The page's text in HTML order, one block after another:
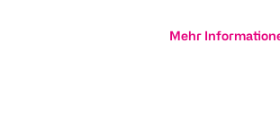
Mehr